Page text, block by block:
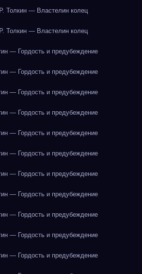
Толкин — Властелин колец
Толкин — Властелин колец
— Гордость и предубеждение
— Гордость и предубеждение
— Гордость и предубеждение
— Гордость и предубеждение
— Гордость и предубеждение
— Гордость и предубеждение
— Гордость и предубеждение
— Гордость и предубеждение
— Гордость и предубеждение
— Гордость и предубеждение
— Гордость и предубеждение